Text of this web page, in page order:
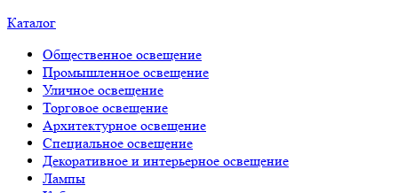
Каталог
Общественное освещение
Промышленное освещение
Уличное освещение
Торговое освещение
Архитектурное освещение
Специальное освещение
Декоративное и интерьерное освещение
Лампы